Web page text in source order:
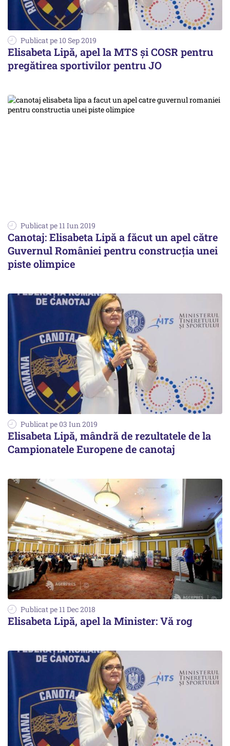
Publicat pe 10 Sep 2019
Elisabeta Lipă, apel la MTS şi COSR pentru
pregătirea sportivilor pentru JO
Publicat pe 11 Iun 2019
Canotaj: Elisabeta Lipă a făcut un apel către
Guvernul României pentru construcţia unei
piste olimpice
Publicat pe 03 Iun 2019
Elisabeta Lipă, mândră de rezultatele de la
Campionatele Europene de canotaj
Publicat pe 11 Dec 2018
Elisabeta Lipă, apel la Minister: Vă rog